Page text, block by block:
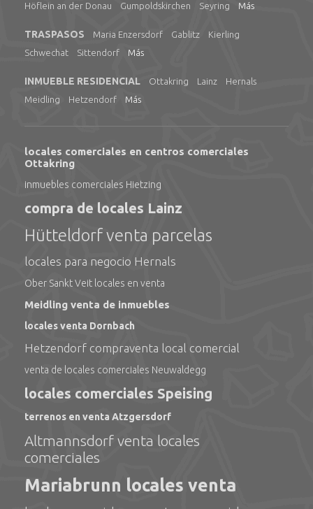
Höflein an der Donau
Gumpoldskirchen Seyring Más
TRASPASOS Maria Enzersdorf Gablitz
Kierling
Schwechat
Sittendorf Más
INMUEBLE RESIDENCIAL Ottakring Lainz
Hernals
Meidling
Hetzendorf Más
locales comerciales en centros comerciales
Ottakring
inmuebles comerciales Hietzing
compra de locales Lainz
Hütteldorf venta parcelas
locales para negocio Hernals
Ober Sankt Veit locales en venta
Meidling venta de inmuebles
locales venta Dornbach
Hetzendorf compraventa local comercial
venta de locales comerciales Neuwaldegg
locales comerciales Speising
terrenos en venta Atzgersdorf
Altmannsdorf venta locales
comerciales
Mariabrunn locales venta